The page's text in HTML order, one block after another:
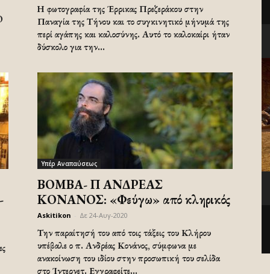
Η φωτογραφία της Έρρικας Πρεζεράκου στην
Παναγία της Τήνου και το συγκινητικό μήνυμά της
περί αγάπης και καλοσύνης. Αυτό το καλοκαίρι ήταν
δύσκολο για την...
Υπέρ Αναπαύσεως
ΒΟΜΒΑ- Π ΑΝΔΡΕΑΣ
ΚΟΝΑΝΟΣ: «Φεύγω» από κληρικός
Askitikon Δε 24-Αυγ-2020
Την παραίτησή του από τοις τάξεις του Κλήρου
υπέβαλε ο π. Ανδρέας Κονάνος, σύμφωνα με
ανακοίνωση του ιδίου στην προσωπική του σελίδα
στο Ίντερνετ. Εγγραφείτε...